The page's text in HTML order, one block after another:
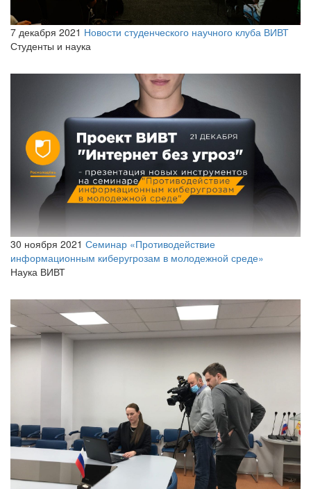
7 декабря 2021 Новости студенческого научного клуба ВИВТ
Студенты и наука
30 ноября 2021 Семинар «Противодействие
информационным киберугрозам в молодежной среде»
Наука ВИВТ